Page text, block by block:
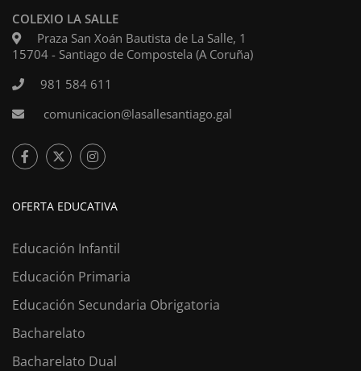
COLEXIO LA SALLE
Praza San Xoán Bautista de La Salle, 1
15704 - Santiago de Compostela (A Coruña)
981 584 611
comunicacion@lasallesantiago.gal
OFERTA EDUCATIVA
Educación Infantil
Educación Primaria
Educación Secundaria Obrigatoria
Bacharelato
Bacharelato Dual